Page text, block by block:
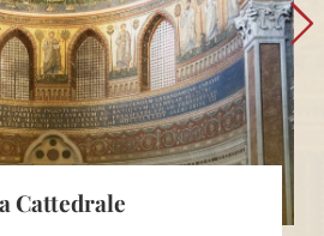
Cattedrale